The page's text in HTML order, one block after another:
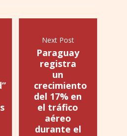
Next Post
Paraguay
registra
un
crecimiento
del 17% en
el tráfico
aéreo
durante el